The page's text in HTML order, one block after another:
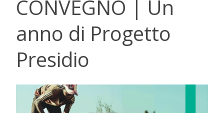
CONVEGNO | Un
anno di Progetto
Presidio